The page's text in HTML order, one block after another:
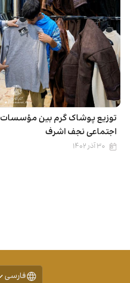
توزیع پوشاک گرم بین
اجتماعی نجف اشرف
۳۰ آذر ۱۴۰۲
فارسی